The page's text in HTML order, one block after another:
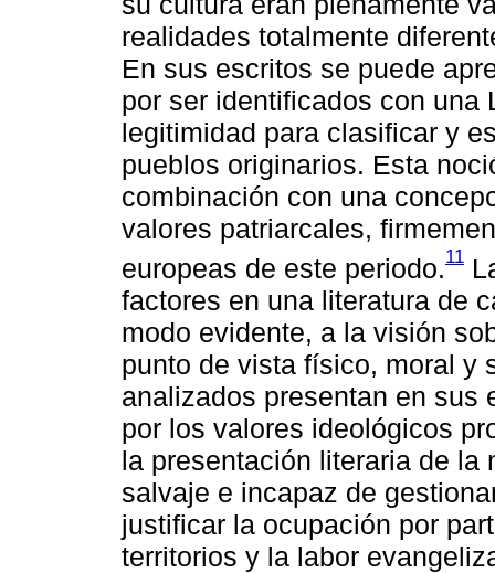
realidades totalmente
En sus escritos se puede
por ser identificados con una
legitimidad para clasificar y
pueblos originarios. Esta
combinación con una
valores patriarcales,
europeas de este periodo.11
factores en una literatura de
modo evidente, a la visión
punto de vista físico, moral y
analizados presentan en sus
por los valores ideológicos
la presentación literaria de la
salvaje e incapaz de
justificar la ocupación por
territorios y la labor